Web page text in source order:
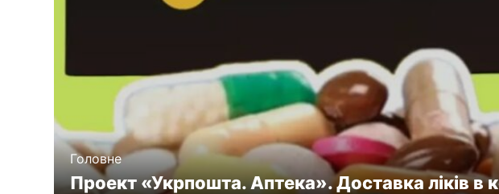
Головне
Проект «Укрпошта. Аптека». Доставка ліків в